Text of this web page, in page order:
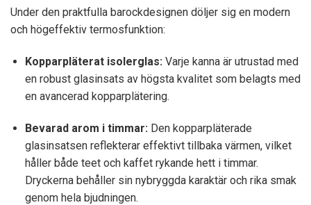
Under den praktfulla barockdesignen döljer sig en modern
och högeffektiv termosfunktion:
Kopparpläterat isolerglas:Varje kanna är utrustad med
en robust glasinsats av högsta kvalitet som belagts med
en avancerad kopparplätering.
Bevarad arom i timmar:Den kopparpläterade
glasinsatsen reflekterar effektivt tillbaka värmen, vilket
håller både teet och kaffet rykande hett i timmar.
Dryckerna behåller sin nybryggda karaktär och rika smak
genom hela bjudningen.